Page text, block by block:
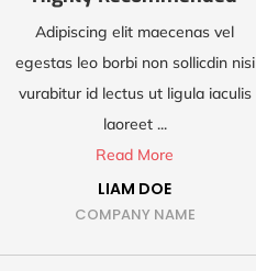
Adipiscing elit maecenas vel
egestas leo borbi non sollicdin nisi
vurabitur id lectus ut ligula iaculis
laoreet ...
Read More
LIAM DOE
COMPANY NAME